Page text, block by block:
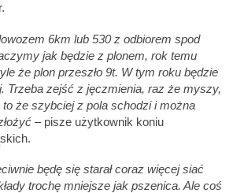
6km lub 530 z odbiorem spod
jak będzie z plonem, rok temu
że plon przeszło 9t. W tym roku będzie
Trzeba zejść z jęczmienia, raz że myszy,
że szybciej z pola schodzi i można
– pisze użytkownik koniu
będę się starał coraz więcej siać
trochę mniejsze jak pszenica. Ale coś